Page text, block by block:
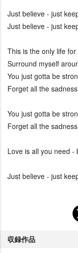
Just believe - just
Just believe - just
This is the only life for
Surround myself
You just gotta be
Forget all the
You just gotta be
Forget all the
Love is all you need -
Just believe - just
収録作品